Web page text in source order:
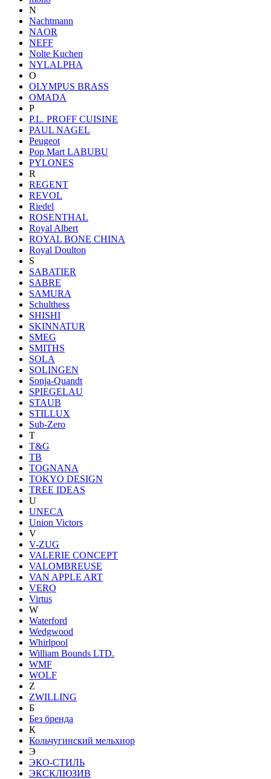
N
Nachtmann
NAOR
NEFF
Nolte Kuchen
NYLALPHA
O
OLYMPUS BRASS
OMADA
P
P.L. PROFF CUISINE
PAUL NAGEL
Peugeot
Pop Mart LABUBU
PYLONES
R
REGENT
REVOL
Riedel
ROSENTHAL
Royal Albert
ROYAL BONE CHINA
Royal Doulton
S
SABATIER
SABRE
SAMURA
Schulthess
SHISHI
SKINNATUR
SMEG
SMITHS
SOLA
SOLINGEN
Sonja-Quandt
SPIEGELAU
STAUB
STILLUX
Sub-Zero
T
T&G
TB
TOGNANA
TOKYO DESIGN
TREE IDEAS
U
UNECA
Union Victors
V
V-ZUG
VALERIE CONCEPT
VALOMBREUSE
VAN APPLE ART
VERO
Virtus
W
Waterford
Wedgwood
Whirlpool
William Bounds LTD.
WMF
WOLF
Z
ZWILLING
Б
Без бренда
К
Кольчугинский мельхиор
Э
ЭКО-СТИЛЬ
ЭКСКЛЮЗИВ